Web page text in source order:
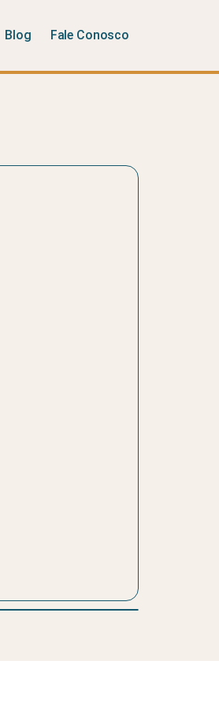
Blog Fale Conosco